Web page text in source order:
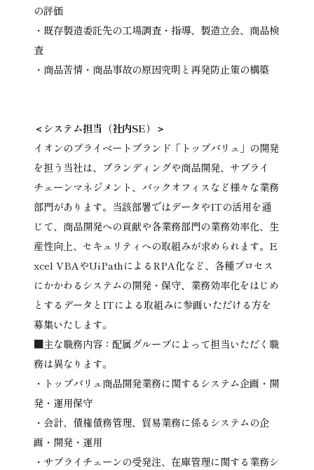
の評価
・既存製造委託先の工場調査・指導、製造立会、商品検
査
・商品苦情・商品事故の原因究明と再発防止策の構築
＜システム担当（社内SE）＞
イオンのプライベートブランド「トップバリュ」の開発
を担う当社は、ブランディングや商品開発、サプライ
チェーンマネジメント、バックオフィスなど様々な業務
部門があります。当該部署ではデータやITの活用を通
じて、商品開発への貢献や各業務部門の業務効率化、生
産性向上、セキュリティへの取組みが求められます。E
xcel VBAやUiPathによるRPA化など、各種プロセス
にかかわるシステムの開発・保守、業務効率化をはじめ
とするデータとITによる取組みに参画いただける方を
募集いたします。
■主な職務内容：配属グループによって担当いただく職
務は異なります。
・トップバリュ商品開発業務に関するシステム企画・開
発・運用保守
・会計、債権債務管理、貿易業務に係るシステムの企
画・開発・運用
・サプライチェーンの受発注、在庫管理に関する業務シ